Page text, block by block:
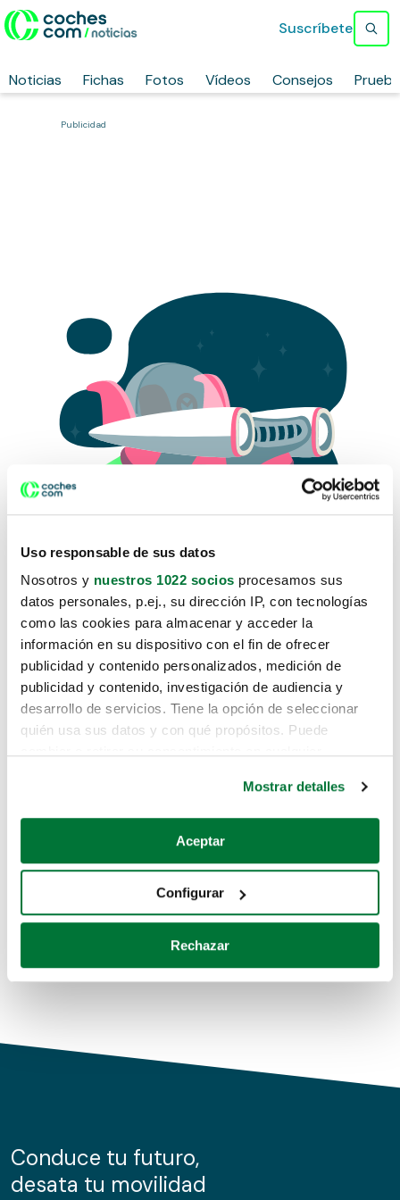
Uso responsable de sus datos
Nosotros y nuestros 1022 socios procesamos sus
datos personales, p.ej., su dirección IP, con tecnologías
como las cookies para almacenar y acceder la
información en su dispositivo con el fin de ofrecer
publicidad y contenido personalizados, medición de
publicidad y contenido, investigación de audiencia y
desarrollo de servicios. Tiene la opción de seleccionar
quién usa sus datos y con qué propósitos. Puede
Si lo permite, también quisiéramos:
Recopilar información sobre su ubicación geográfica
Identificar su dispositivo analizándolo activamente
para buscar características específicas (huellas
Obtenga más información sobre cómo se procesan sus
de cookies.
información sobre el uso que haga del sitio web con
nuestros partners de redes sociales, publicidad y análisis
Mostrar detalles
Aceptar
Configurar
Rechazar
Noticias Fichas Fotos Vídeos Consejos
Suscríbete
Publicidad
Lo sentimos, no sabemos como
te hemos traido hasta aquí.
Pero puedes encontrar el coche que estás
buscando en alguno de estos enlaces:
Coches de segunda mano
Coches de km0
Conduce tu futuro,
desata tu movilidad